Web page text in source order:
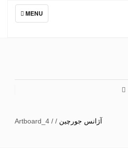
TOGGLE
NAVIGATION
MENU
آژانس جورچین/
/
Artboard_4